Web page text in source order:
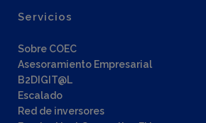
Servicios
Sobre COEC
Asesoramiento Empresarial
B2DIGIT@L
Escalado
Red de inversores